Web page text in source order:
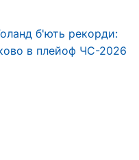
б'ють рекорди:
в плейоф ЧС-2026